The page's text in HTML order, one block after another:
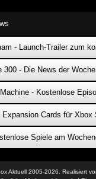
- Launch-Trailer zum
300 - Die News der Woche
- Kostenlose
Cards für Xbox
Spiele am
Aktuell 2005-2026. Realisiert